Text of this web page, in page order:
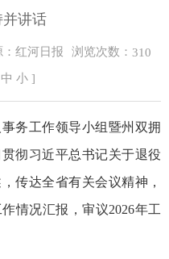
并讲话
红河日报 浏览次数： 310
中 小 ]
务工作领导小组暨州双拥
彻习近平总书记关于退役
传达全省有关会议精神，
情况汇报，审议2026年工